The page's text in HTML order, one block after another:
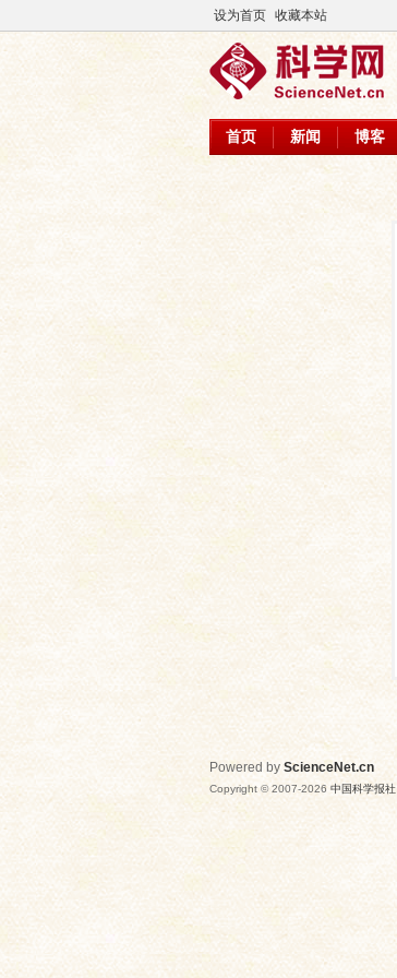
设为首页 收藏本站
首页 新闻 博客
Powered by ScienceNet.cn
Copyright © 2007-2026 中国科学报社